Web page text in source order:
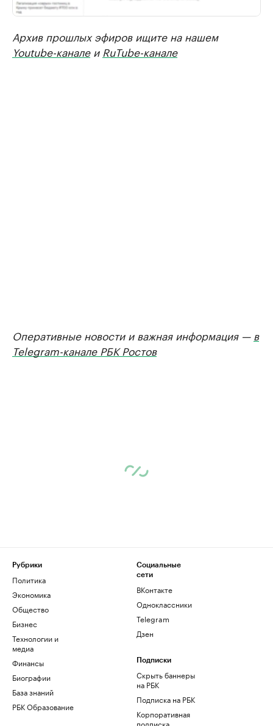
Архив прошлых эфиров ищите на нашем
Youtube-каналеи RuTube-канале
Оперативные новости и важная информация —в
Telegram-канале РБК Ростов
Рубрики
Политика
Экономика
Общество
Бизнес
Технологии и
медиа
Финансы
Биографии
База знаний
РБК Образование
Социальные
сети
ВКонтакте
Одноклассники
Telegram
Дзен
Подписки
Скрыть баннеры
на РБК
Подписка на РБК
Корпоративная
подписка